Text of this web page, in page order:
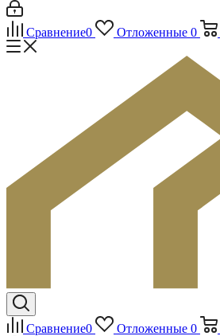
Сравнение0 Отложенные 0
Сравнение0 Отложенные 0